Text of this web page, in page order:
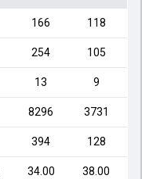
166 118
254 105
13 9
8296 3731
394 128
34.00 38.00